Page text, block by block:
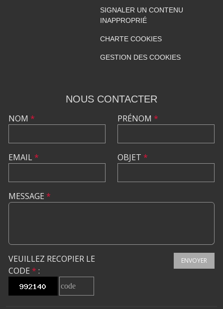
SIGNALER UN CONTENU
INAPPROPRIÉ
CHARTE COOKIES
GESTION DES COOKIES
NOUS CONTACTER
NOM *
EMAIL*
PRÉNOM *
OBJET *
MESSAGE *
VEUILLEZ RECOPIER LE
CODE * :
ENVOYER